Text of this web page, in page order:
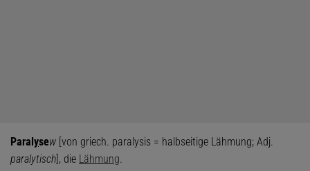
Paralysew [von griech. paralysis = halbseitige Lähmung; Adj.
paralytisch], die Lähmung.